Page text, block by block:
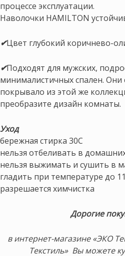
процессе эксплуатации.
Наволочки HAMILTON
✔Цвет глубокий коричнево-
✔Подходят для мужских,
минималистичных спален. Они
покрывало из этой же
преобразите дизайн комнаты.
Уход
бережная стирка 30С
нельзя отбеливать в
нельзя выжимать и сушить в
гладить при температуре до
разрешается химчистка
Дорогие
в интернет-магазине «ЭКО
Текстиль» Вы можете